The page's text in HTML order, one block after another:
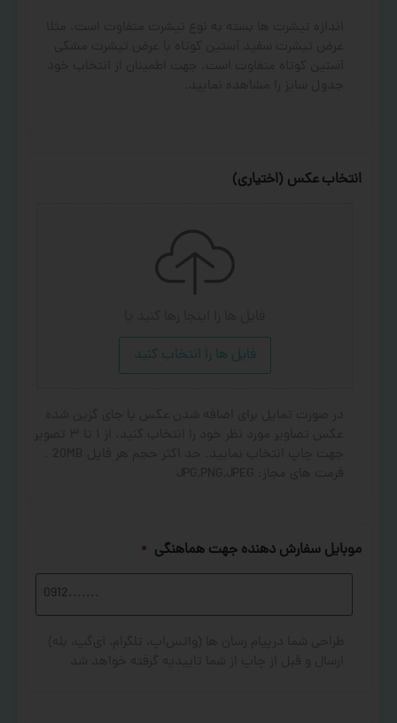
انتخاب عکس (اختیاری)
فایل ها را انتخاب کنید
موبایل سفارش دهنده جهت هماهنگی *